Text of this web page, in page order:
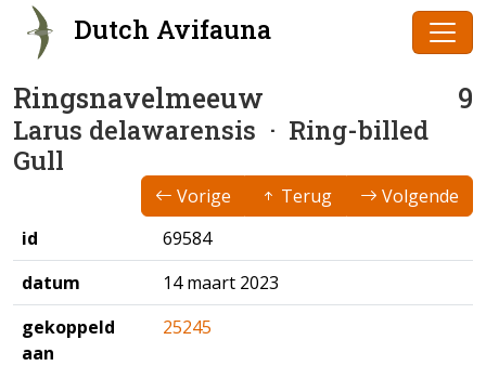
Dutch Avifauna
Ringsnavelmeeuw 9
Larus delawarensis · Ring-billed
Gull
Vorige Terug
Volgende
id
69584
datum
14 maart 2023
gekoppeld
aan
25245